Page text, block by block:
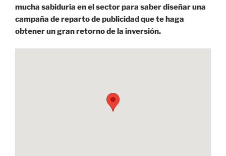
mucha sabiduría en el sector para saber diseñar una
campaña de reparto de publicidad que te haga
obtener un gran retorno de la inversión.